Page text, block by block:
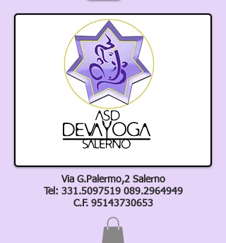
Via G.Palermo,2 Salerno
Tel: 331.5097519 089.2964949
C.F. 95143730653